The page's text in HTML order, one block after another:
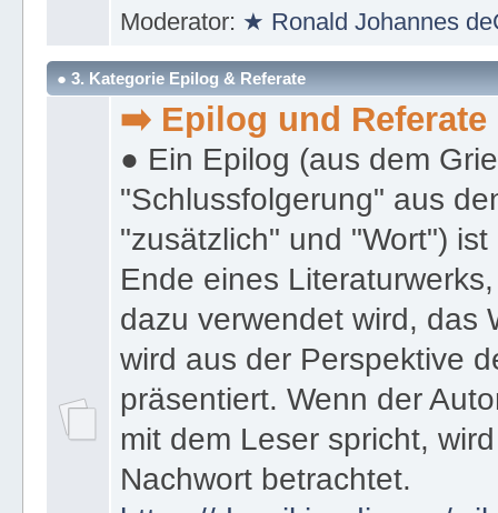
Moderator: ★ Ronald Johannes
● 3. Kategorie Epilog & Referate
➡️ Epilog und Referate
● Ein Epilog (aus dem
"Schlussfolgerung" aus
"zusätzlich" und "Wort")
Ende eines
dazu verwendet wird, das
wird aus der Perspektive
präsentiert. Wenn der
mit dem Leser spricht,
Nachwort betrachtet.